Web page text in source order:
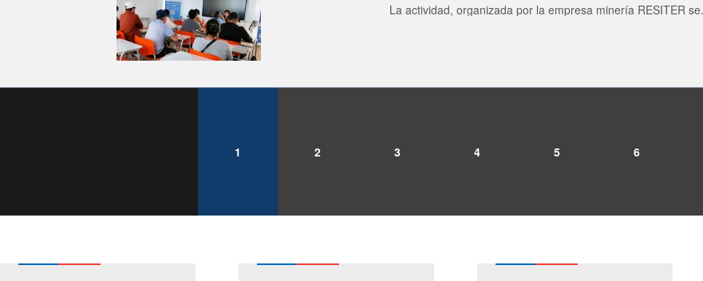
La actividad, organizada por la empresa minería RESITER
1 2 3 4 5 6